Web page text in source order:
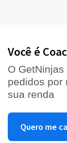
Você é
O
pedidos por
sua renda
Quero me